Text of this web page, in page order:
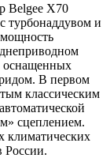
Belgee X70
турбонаддувом и
оснащенных
В первом
классическим
сцеплением.
климатических
России.